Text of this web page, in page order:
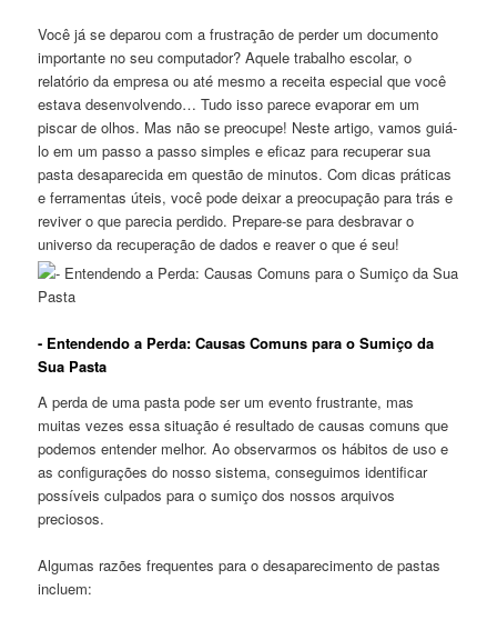
Você já ‌se deparou com‍ a‍ frustração de perder um documento⁤
importante no seu⁢ computador?⁣ Aquele​ trabalho escolar,‌ o
relatório da empresa⁣ ou até mesmo ​a‌ receita ‌especial que você
estava desenvolvendo… Tudo isso parece‍ evaporar em um
piscar de olhos. Mas‍ não se preocupe! Neste⁤ artigo, vamos⁢ guiá-
lo em ⁣um ⁢passo ⁣a passo ​simples e⁣ eficaz ‌para recuperar sua
pasta ‌desaparecida ⁣em questão⁢ de minutos. Com‌ dicas práticas
e ferramentas úteis, você pode deixar a preocupação ⁣para trás‍ e⁤
reviver o que parecia perdido. Prepare-se para ⁢desbravar‍ o
universo da⁤ recuperação de dados e reaver‌ o ⁤que é ‌seu!
-⁤ Entendendo a Perda: Causas Comuns para o Sumiço ‌da
Sua Pasta
A perda ⁤de uma pasta pode ser ‌um evento frustrante, mas
muitas vezes ‌essa situação​ é‍ resultado de causas comuns que
podemos entender melhor. Ao ‌observarmos os hábitos de uso⁤ e
as⁣ configurações ​do nosso sistema, ⁢conseguimos identificar
possíveis ⁢culpados para o sumiço dos‌ nossos arquivos⁤
preciosos.
Algumas razões frequentes para⁤ o desaparecimento de​ pastas
incluem: